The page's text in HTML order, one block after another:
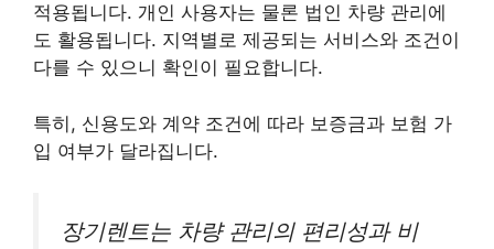
적용됩니다. 개인 사용자는 물론 법인 차량 관리에
도 활용됩니다. 지역별로 제공되는 서비스와 조건이
다를 수 있으니 확인이 필요합니다.
특히, 신용도와 계약 조건에 따라 보증금과 보험 가
입 여부가 달라집니다.
장기렌트는 차량 관리의 편리성과 비